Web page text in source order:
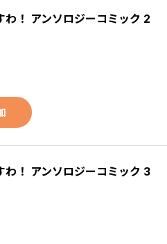
！ アンソロジーコミック 2
！ アンソロジーコミック 3